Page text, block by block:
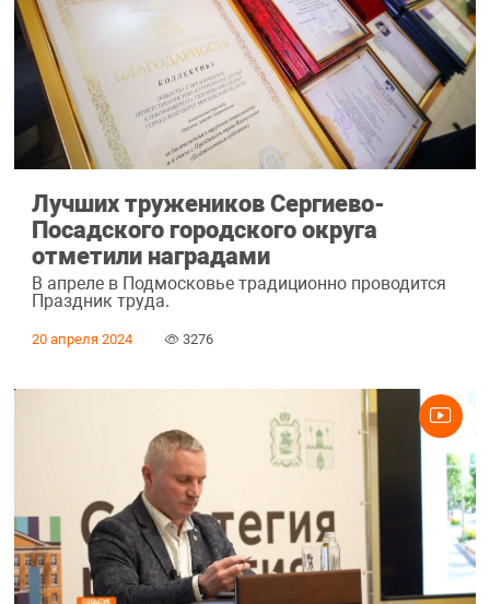
Лучших тружеников Сергиево-
Посадского городского округа
отметили наградами
В апреле в Подмосковье традиционно проводится
Праздник труда.
20 апреля 2024 3276